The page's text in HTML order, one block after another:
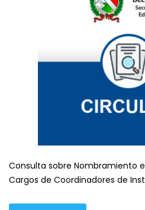
Consulta sobre Nombramiento
Cargos de Coordinadores de